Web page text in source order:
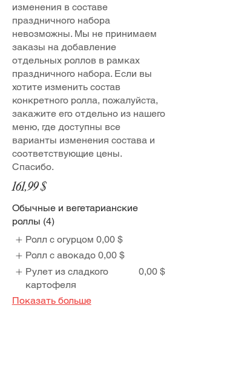
изменения в составе
праздничного набора
невозможны. Мы не принимаем
заказы на добавление
отдельных роллов в рамках
праздничного набора. Если вы
хотите изменить состав
конкретного ролла, пожалуйста,
закажите его отдельно из нашего
меню, где доступны все
варианты изменения состава и
соответствующие цены.
Спасибо.
161,99 $
Обычные и вегетарианские
роллы (4)
Ролл с огурцом 0,00 $
Ролл с авокадо 0,00 $
Рулет из сладкого
картофеля
0,00 $
Показать больше